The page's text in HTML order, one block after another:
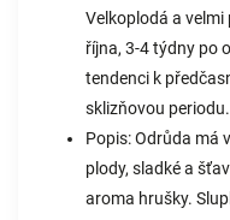
Velkoplodá a velmi
října, 3-4 týdny po
tendenci k
sklizňovou periodu.
Popis: Odrůda má
plody, sladké a
aroma hrušky.